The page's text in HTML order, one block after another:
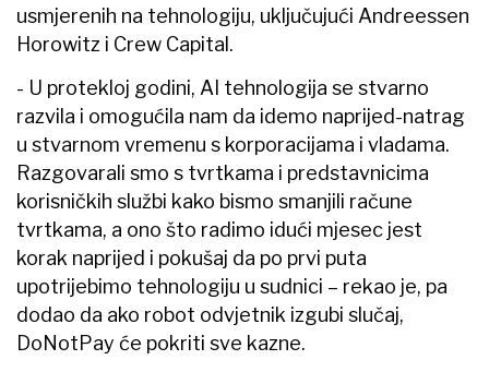
usmjerenih na tehnologiju, uključujući Andreessen
Horowitz i Crew Capital.
- U protekloj godini, AI tehnologija se stvarno
razvila i omogućila nam da idemo naprijed-natrag
u stvarnom vremenu s korporacijama i vladama.
Razgovarali smo s tvrtkama i predstavnicima
korisničkih službi kako bismo smanjili račune
tvrtkama, a ono što radimo idući mjesec jest
korak naprijed i pokušaj da po prvi puta
upotrijebimo tehnologiju u sudnici – rekao je, pa
dodao da ako robot odvjetnik izgubi slučaj,
DoNotPay će pokriti sve kazne.